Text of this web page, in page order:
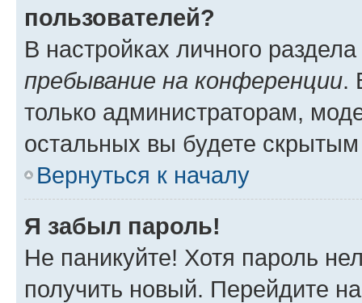
пользователей?
В настройках личного
пребывание на конференции.
только администраторам,
остальных вы будете
Вернуться к началу
Я забыл пароль!
Не паникуйте! Хотя пароль
получить новый. Перейдите